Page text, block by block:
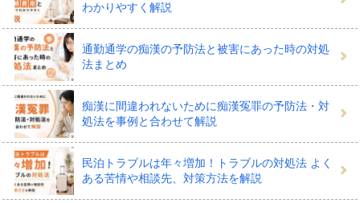
弁護士保険は、日常生活のトラブルの解決のために弁護
士を利用したときにかかった費用が保険でおりるもので
す。
自動車事故に関するトラブルでは、自動車保険のオプシ
ョンで弁護士による示談交渉を利用できることがありま
すが、トラブルのリスクは車に乗らない人の生活にもあ
ります。
わかりやすく解説
通勤通学の痴漢の予防法と被害にあった時の対処
法まとめ
痴漢に間違われないために痴漢冤罪の予防法・対
処法を事例と合わせて解説
民泊トラブルは年々増加！トラブルの対処法 よく
ある苦情や相談先、対策方法を解説